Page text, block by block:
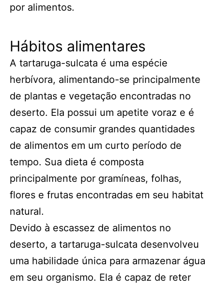
por alimentos.
Hábitos alimentares
A tartaruga-sulcata é uma espécie
herbívora, alimentando-se principalmente
de plantas e vegetação encontradas no
deserto. Ela possui um apetite voraz e é
capaz de consumir grandes quantidades
de alimentos em um curto período de
tempo. Sua dieta é composta
principalmente por gramíneas, folhas,
flores e frutas encontradas em seu habitat
natural.
Devido à escassez de alimentos no
deserto, a tartaruga-sulcata desenvolveu
uma habilidade única para armazenar água
em seu organismo. Ela é capaz de reter